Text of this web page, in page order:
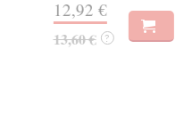
12,92 €
13,60 € ?